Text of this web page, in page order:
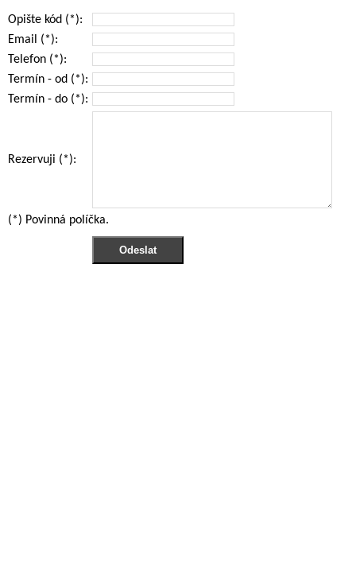
Opište kód (*):
Email (*):
Telefon (*):
Termín - od (*):
Termín - do (*):
Rezervuji (*):
(*) Povinná políčka.